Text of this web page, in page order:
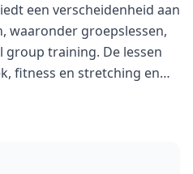
een verscheidenheid aan
waaronder groepslessen,
training. De lessen
fitness en stretching en
locaties in Amsterdam,